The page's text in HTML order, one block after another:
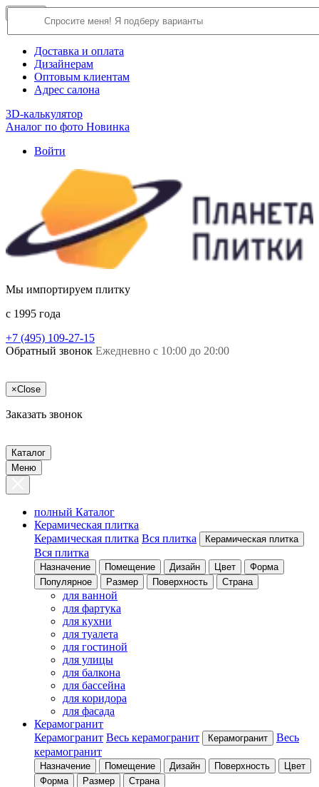
О компании
Доставка и оплата
Дизайнерам
Оптовым клиентам
Адрес салона
3D-калькулятор
Аналог по фото Новинка
Войти
Мы импортируем плитку
c 1995 года
+7 (495) 109-27-15
Обратный звонок Ежедневно с 10:00 до 20:00
×Close
Заказать звонок
Каталог
Меню
полный Каталог
Керамическая плитка
Керамическая плитка Вся плитка Керамическая плитка
Вся плитка
Назначение Помещение Дизайн Цвет
Форма
Популярное
Размер Поверхность Страна
для ванной
для фартука
для кухни
для туалета
для гостиной
для улицы
для балкона
для бассейна
для коридора
для фасада
Керамогранит
Керамогранит Весь керамогранит Керамогранит
Весь
керамогранит
Назначение Помещение Дизайн Поверхность
Цвет
Форма
Размер Страна